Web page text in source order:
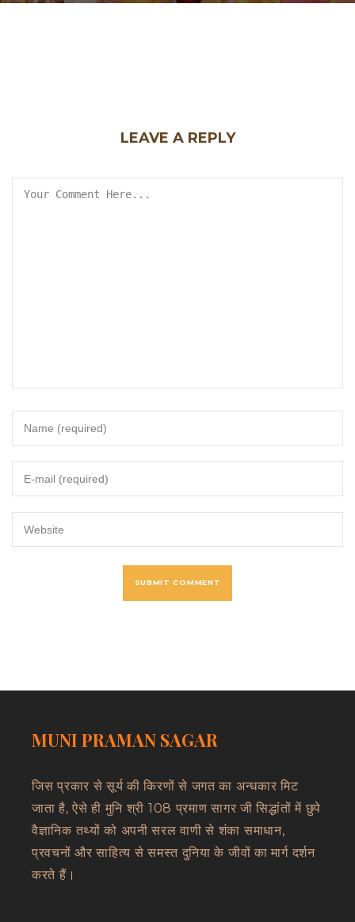
LEAVE A REPLY
MUNI PRAMAN SAGAR
जिस प्रकार से सूर्य की किरणों से जगत का अन्धकार मिट
जाता है, ऐसे ही मुनि श्री 108 प्रमाण सागर जी सिद्धांतों में छुपे
वैज्ञानिक तथ्यों को अपनी सरल वाणी से शंका समाधान,
प्रवचनों और साहित्य से समस्त दुनिया के जीवों का मार्ग दर्शन
करते हैं।